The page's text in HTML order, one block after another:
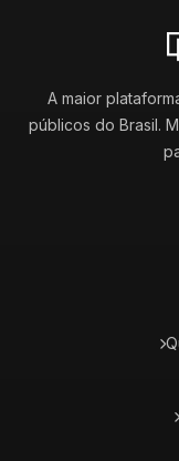
A maior
públicos do Brasil.